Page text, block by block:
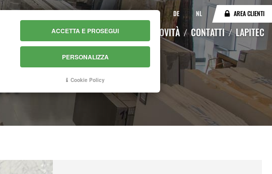
EN DE NL AREA CLIENTI
CATALOGO MAGAZZINO ONLINE NOVITÀ CONTATTI LAPITEC
ACCETTA E PROSEGUI
PERSONALIZZA
Cookie Policy